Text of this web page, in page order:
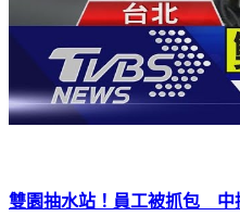
雙園抽水站！員工被抓包 中